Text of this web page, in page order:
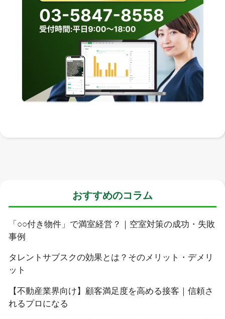
おすすめのコラム
「○○付き物件」で満室経営？｜空室対策の成功・失敗
事例
タレントサブスクの効果とは？そのメリット・デメリ
ット
【不動産業界向け】顧客満足度を高める接客｜信頼さ
れるプロになる